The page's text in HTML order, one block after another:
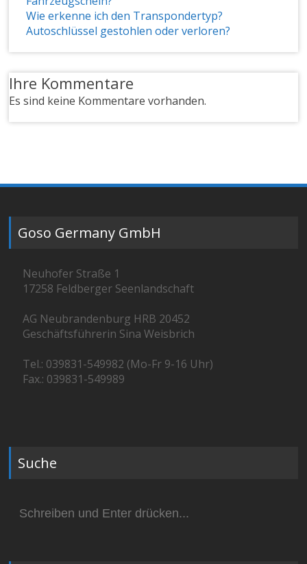
Wie erkenne ich den Transpondertyp?
Autoschlüssel gestohlen oder verloren?
Ihre Kommentare
Es sind keine Kommentare vorhanden.
Goso Germany GmbH
Neuhofer Straße 1
17258 Feldberger Seenlandschaft
AG Neubrandenburg HRB 20452
Geschäftsführerin Sina Weisbrich
Tel.: 039831-549982 (Mo-Fr 9-16 Uhr)
Fax.: 039831-549989
Suche
nach: